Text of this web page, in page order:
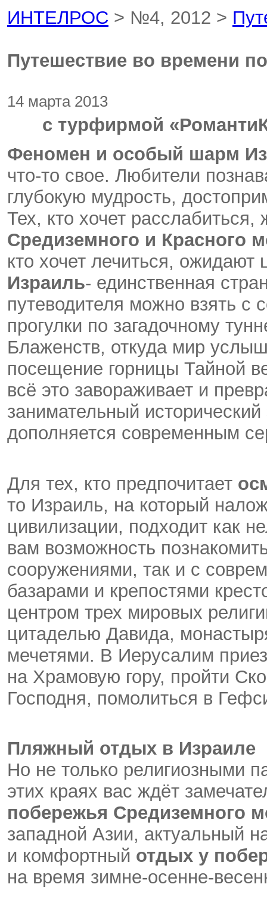
ИНТЕЛРОС > №4, 2012 >
Путешествие во времени
14 марта 2013
с турфирмой
Феномен и особый шарм
что-то свое. Любители
глубокую мудрость,
Тех, кто хочет
Средиземного и Красного
кто хочет лечиться,
Израиль- единственная
путеводителя можно взять
прогулки по загадочному
Блаженств, откуда мир
посещение горницы Тайной
всё это завораживает и
занимательный
дополняется современным
Для тех, кто предпочитает
то Израиль, на который
цивилизации, подходит как
вам возможность
сооружениями, так и с
базарами и крепостями
центром трех мировых
цитаделью Давида,
мечетями. В Иерусалим
на Храмовую гору, пройти
Господня, помолиться в
Пляжный отдых в Израиле
Но не только религиозными
этих краях вас ждёт
побережья Средиземного
западной Азии, актуальный
и комфортный отдых у
на время зимне-осенне-